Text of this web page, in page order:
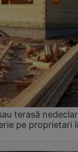
terasă
pe proprietari